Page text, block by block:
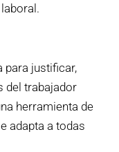
para justificar,
del trabajador
herramienta de
adapta a todas